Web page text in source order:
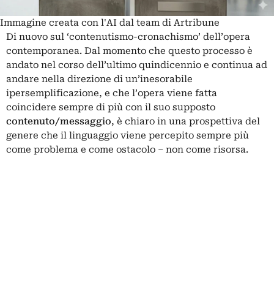
Immagine creata con l'AI dal team di Artribune
Di nuovo sul ‘contenutismo-cronachismo’ dell’opera
contemporanea. Dal momento che questo processo è
andato nel corso dell’ultimo quindicennio e continua ad
andare nella direzione di un’inesorabile
ipersemplificazione, e che l’opera viene fatta
coincidere sempre di più con il suo supposto
contenuto/messaggio, è chiaro in una prospettiva del
genere che il linguaggio viene percepito sempre più
come problema e come ostacolo – non come risorsa.